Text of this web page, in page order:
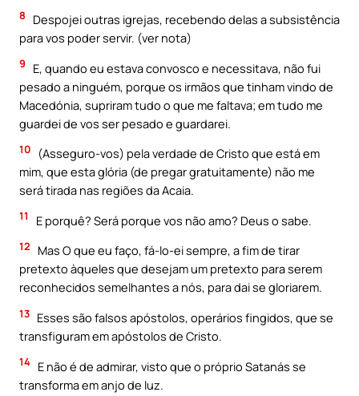
8
Despojei outras igrejas, recebendo delas a subsistência
para vos poder servir. (ver nota)
9
E, quando eu estava convosco e necessitava, não fui
pesado a ninguém, porque os irmãos que tinham vindo de
Macedónia, supriram tudo o que me faltava; em tudo me
guardei de vos ser pesado e guardarei.
10
(Asseguro-vos) pela verdade de Cristo que está em
mim, que esta glória (de pregar gratuitamente) não me
será tirada nas regiões da Acaia.
11 E porquê? Será porque vos não amo? Deus o sabe.
12
Mas O que eu faço, fá-lo-ei sempre, a fim de tirar
pretexto àqueles que desejam um pretexto para serem
reconhecidos semelhantes a nós, para dai se gloriarem.
13 Esses são falsos apóstolos, operários fingidos, que se
transfiguram em apóstolos de Cristo.
14 E não é de admirar, visto que o próprio Satanás se
transforma em anjo de luz.